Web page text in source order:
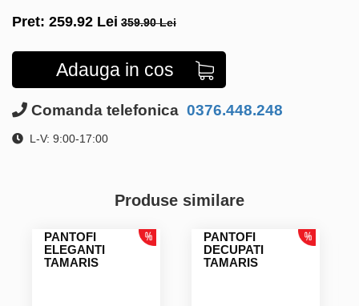
Pret: 259.92 Lei 359.90 Lei
Adauga in cos
Comanda telefonica 0376.448.248
L-V: 9:00-17:00
Produse similare
PANTOFI
ELEGANTI
TAMARIS
PANTOFI
DECUPATI
TAMARIS